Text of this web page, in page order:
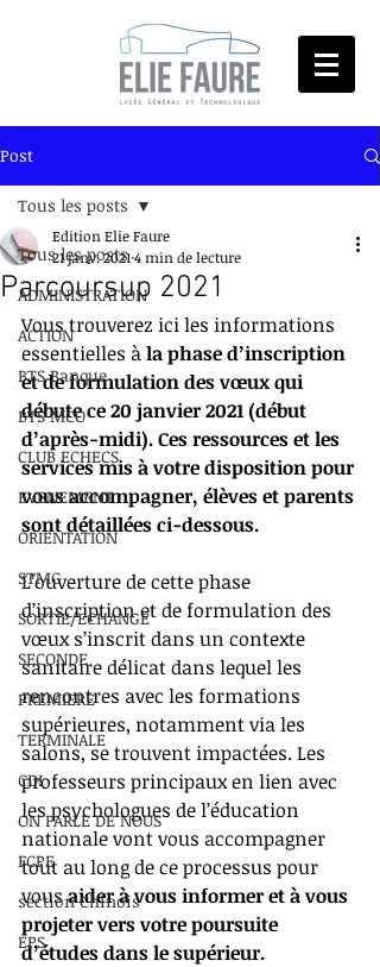
Post
Tous les posts
ADMINISTRATION
ACTION
BTS Banque
BTS MCO
CLUB ECHECS
EVENEMENT
ORIENTATION
STMG
SORTIE/ECHANGE
SECONDE
PREMIERE
TERMINALE
CDI
ON PARLE DE NOUS
FCPE
section Chinois
EPS
Tous les posts
Parcoursup 2021
Edition Elie Faure
21 janv. 2021 4 min de lecture
Vous trouverez ici les informations
essentielles à la phase d’inscription
et de formulation des vœux qui
débute ce 20 janvier 2021 (début
d’après-midi). Ces ressources et les
services mis à votre disposition pour
vous accompagner, élèves et parents
sont détaillées ci-dessous.
L’ouverture de cette phase
d’inscription et de formulation des
vœux s’inscrit dans un contexte
sanitaire délicat dans lequel les
rencontres avec les formations
supérieures, notamment via les
salons, se trouvent impactées. Les
professeurs principaux en lien avec
les psychologues de l’éducation
nationale vont vous accompagner
tout au long de ce processus pour
vous aider à vous informer et à vous
projeter vers votre poursuite
d’études dans le supérieur.